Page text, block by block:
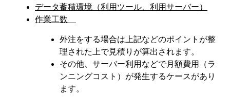
データ蓄積環境（利用ツール、利用サーバー）
作業工数
外注をする場合は上記などのポイントが整
理された上で見積りが算出されます。
その他、サーバー利用などで月額費用（ラ
ンニングコスト）が発生するケースがあり
ます。